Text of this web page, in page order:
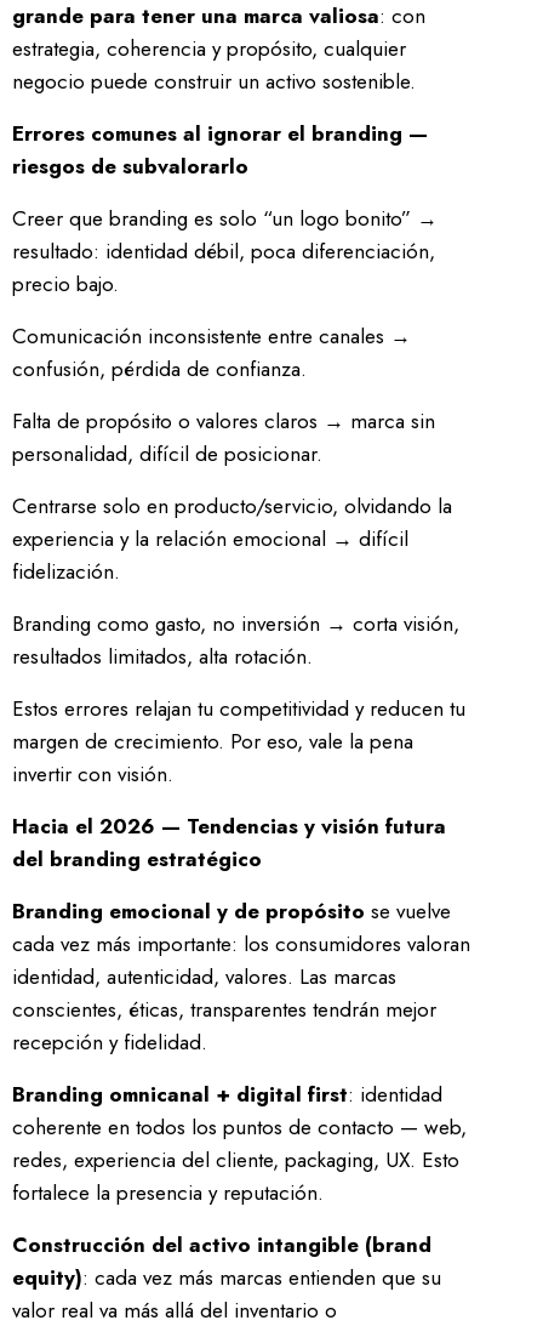
grande para tener una marca valiosa: con
estrategia, coherencia y propósito, cualquier
negocio puede construir un activo sostenible.
Errores comunes al ignorar el branding —
riesgos de subvalorarlo
Creer que branding es solo “un logo bonito” →
resultado: identidad débil, poca diferenciación,
precio bajo.
Comunicación inconsistente entre canales →
confusión, pérdida de confianza.
Falta de propósito o valores claros → marca sin
personalidad, difícil de posicionar.
Centrarse solo en producto/servicio, olvidando la
experiencia y la relación emocional → difícil
fidelización.
Branding como gasto, no inversión → corta visión,
resultados limitados, alta rotación.
Estos errores relajan tu competitividad y reducen tu
margen de crecimiento. Por eso, vale la pena
invertir con visión.
Hacia el 2026 — Tendencias y visión futura
del branding estratégico
Branding emocional y de propósito se vuelve
cada vez más importante: los consumidores valoran
identidad, autenticidad, valores. Las marcas
conscientes, éticas, transparentes tendrán mejor
recepción y fidelidad.
Branding omnicanal + digital first: identidad
coherente en todos los puntos de contacto — web,
redes, experiencia del cliente, packaging, UX. Esto
fortalece la presencia y reputación.
Construcción del activo intangible (brand
equity): cada vez más marcas entienden que su
valor real va más allá del inventario o